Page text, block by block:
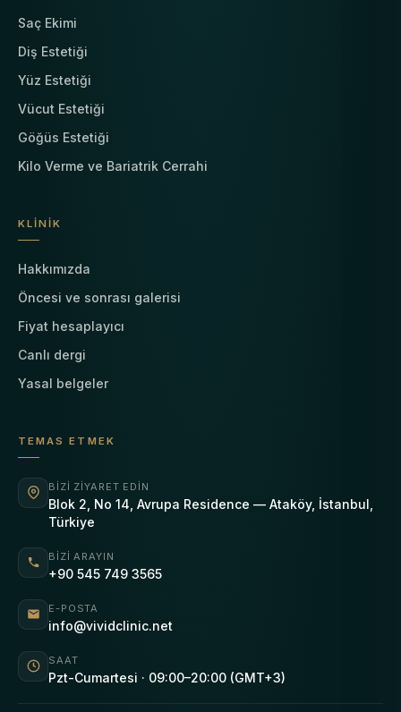
Saç Ekimi
Diş Estetiği
Yüz Estetiği
Vücut Estetiği
Göğüs Estetiği
Kilo Verme ve Bariatrik Cerrahi
KLINIK
Hakkımızda
Öncesi ve sonrası galerisi
Fiyat hesaplayıcı
Canlı dergi
Yasal belgeler
TEMAS ETMEK
BIZI ZIYARET EDIN
Blok 2, No 14, Avrupa Residence — Ataköy, İstanbul,
Türkiye
BIZI ARAYIN
+90 545 749 3565
E-POSTA
info@vividclinic.net
SAAT
Pzt-Cumartesi · 09:00–20:00 (GMT+3)